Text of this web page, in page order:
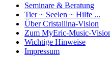
Seminare & Beratung
Tier ~ Seelen ~ Hilfe ...
Über Cristallina-Vision
Zum MyEric-Music-
Wichtige Hinweise
Impressum